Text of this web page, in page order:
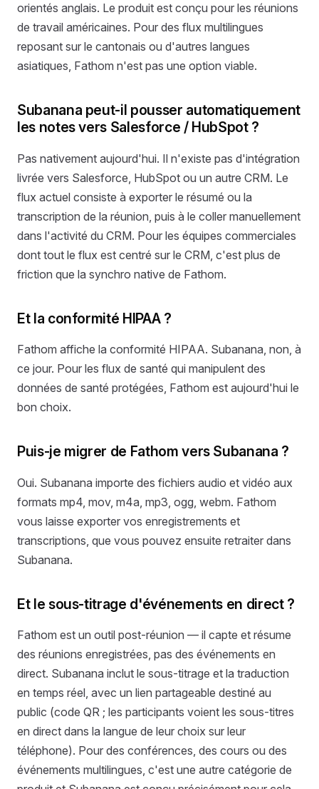
orientés anglais. Le produit est conçu pour les réunions
de travail américaines. Pour des flux multilingues
reposant sur le cantonais ou d'autres langues
asiatiques, Fathom n'est pas une option viable.
Subanana peut-il pousser automatiquement
les notes vers Salesforce / HubSpot ?
Pas nativement aujourd'hui. Il n'existe pas d'intégration
livrée vers Salesforce, HubSpot ou un autre CRM. Le
flux actuel consiste à exporter le résumé ou la
transcription de la réunion, puis à le coller manuellement
dans l'activité du CRM. Pour les équipes commerciales
dont tout le flux est centré sur le CRM, c'est plus de
friction que la synchro native de Fathom.
Et la conformité HIPAA ?
Fathom affiche la conformité HIPAA. Subanana, non, à
ce jour. Pour les flux de santé qui manipulent des
données de santé protégées, Fathom est aujourd'hui le
bon choix.
Puis-je migrer de Fathom vers Subanana ?
Oui. Subanana importe des fichiers audio et vidéo aux
formats mp4, mov, m4a, mp3, ogg, webm. Fathom
vous laisse exporter vos enregistrements et
transcriptions, que vous pouvez ensuite retraiter dans
Subanana.
Et le sous-titrage d'événements en direct ?
Fathom est un outil post-réunion — il capte et résume
des réunions enregistrées, pas des événements en
direct. Subanana inclut le sous-titrage et la traduction
en temps réel, avec un lien partageable destiné au
public (code QR ; les participants voient les sous-titres
en direct dans la langue de leur choix sur leur
téléphone). Pour des conférences, des cours ou des
événements multilingues, c'est une autre catégorie de